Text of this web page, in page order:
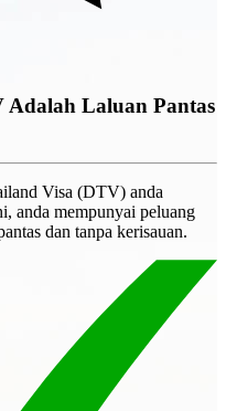
Adalah Laluan Pantas
Visa (DTV) anda
anda mempunyai peluang
dan tanpa kerisauan.